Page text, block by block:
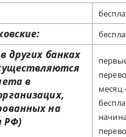
других банках
в
ых на
РФ)
месяц